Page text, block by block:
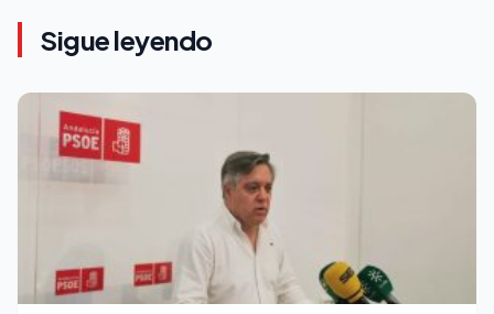
Sigue leyendo